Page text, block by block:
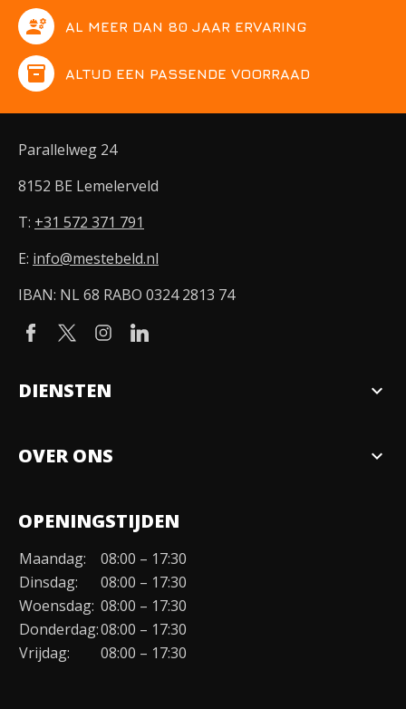
engineering AL MEER DAN 80 JAAR ERVARING
inventory ALTIJD EEN PASSENDE VOORRAAD
Parallelweg 24
8152 BE Lemelerveld
T: +31 572 371 791
E: info@mestebeld.nl
IBAN: NL 68 RABO 0324 2813 74
DIENSTEN expand_more
OVER ONS expand_more
Organisatie
Duurzaamheid
Werken bij
Contact
OPENINGSTIJDEN
Maandag:
08:00 – 17:30
Dinsdag:
08:00 – 17:30
Woensdag: 08:00 – 17:30
Donderdag:08:00 – 17:30
Vrijdag:
08:00 – 17:30